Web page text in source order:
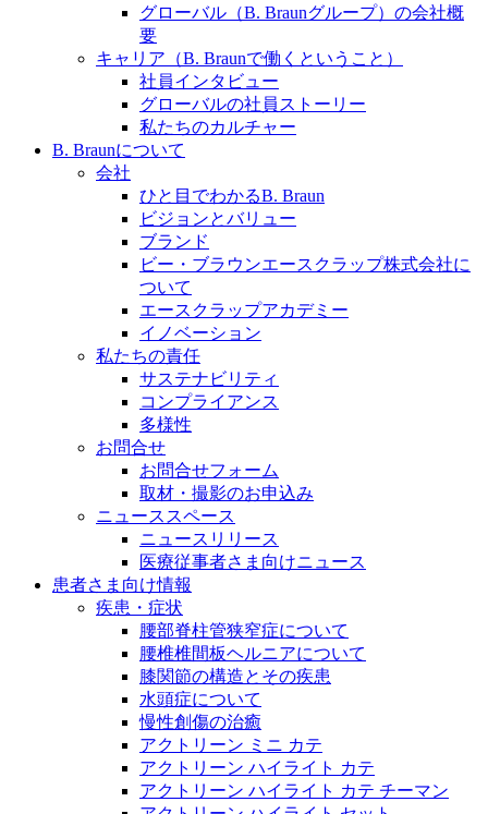
お問合せ先、価格情報、E-Shopのご案内など販売店さ
ま向けの情報スペースです。
お問合せフォームより、ご質問をお送りください。
グローバル（B. Braunグループ）の会社概
要
キャリア（B. Braunで働くということ）
社員インタビュー
グローバルの社員ストーリー
私たちのカルチャー
B. Braunについて
会社
ひと目でわかるB. Braun
ビジョンとバリュー
ブランド
ビー・ブラウンエースクラップ株式会社に
ついて
エースクラップアカデミー
イノベーション
私たちの責任
サステナビリティ
コンプライアンス
多様性
お問合せ
お問合せフォーム
取材・撮影のお申込み
ニューススペース
ニュースリリース
医療従事者さま向けニュース
患者さま向け情報
疾患・症状
腰部脊柱管狭窄症について
腰椎椎間板ヘルニアについて
膝関節の構造とその疾患
水頭症について
慢性創傷の治癒
アクトリーン ミニ カテ
アクトリーン ハイライト カテ
アクトリーン ハイライト カテ チーマン